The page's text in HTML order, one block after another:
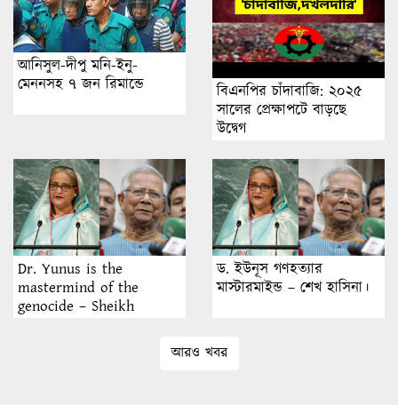
আনিসুল-দীপু মনি-ইনু-
মেননসহ ৭ জন রিমান্ডে
বিএনপির চাঁদাবাজি: ২০২৫
সালের প্রেক্ষাপটে বাড়ছে
উদ্বেগ
Dr. Yunus is the
mastermind of the
genocide – Sheikh
ড. ইউনূস গণহত্যার
মাস্টারমাইন্ড – শেখ হাসিনা।
আরও খবর